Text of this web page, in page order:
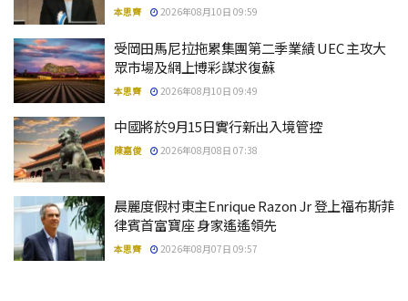
本思齊 2026年08月10日 09:59
受岡田馬尼拉拖累集團第二季業績 UEC 主攻大
眾市場及網上博彩謀求復蘇
本思齊 2026年08月10日 09:49
中國將於9月15日實行新出入境管控
陳嘉俊 2026年08月08日 07:38
晨麗度假村東主Enrique Razon Jr 登上福布斯菲
律賓首富寶座 身家遙遙領先
本思齊 2026年08月07日 09:57